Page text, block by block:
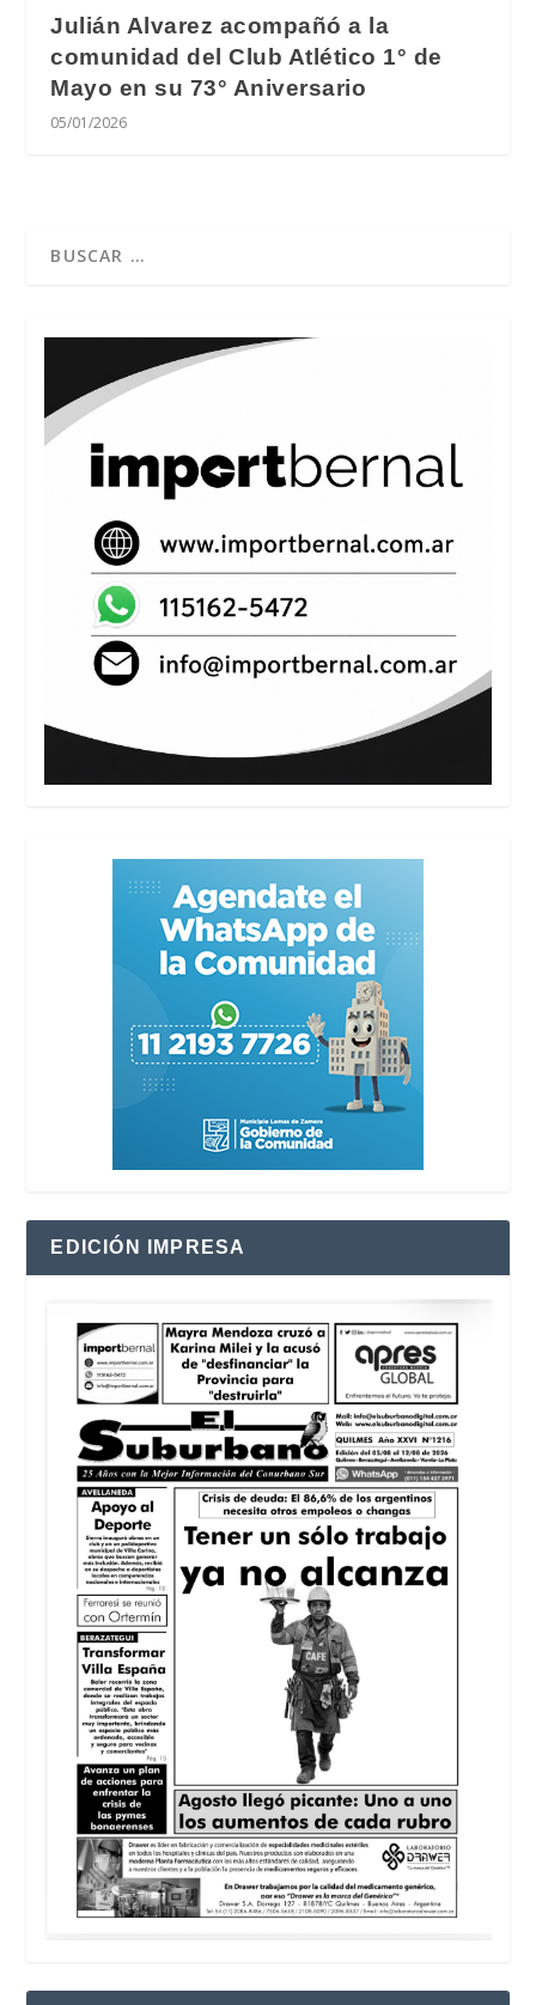
Julián Alvarez acompañó a la
comunidad del Club Atlético 1° de
Mayo en su 73° Aniversario
05/01/2026
EDICIÓN IMPRESA